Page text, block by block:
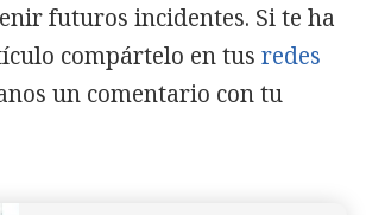
futuros incidentes. Si te ha
compártelo en tus redes
un comentario con tu